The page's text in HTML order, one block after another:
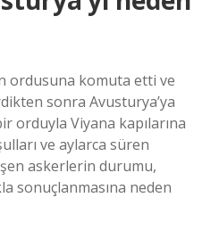
ordusuna komuta etti ve
sonra Avusturya’ya
orduyla Viyana kapılarına
ve aylarca süren
askerlerin durumu,
sonuçlanmasına neden